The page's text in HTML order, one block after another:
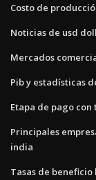
Costo de
Noticias de usd
Mercados
Pib y estadísticas
Etapa de pago
Principales
india
Tasas de beneficio